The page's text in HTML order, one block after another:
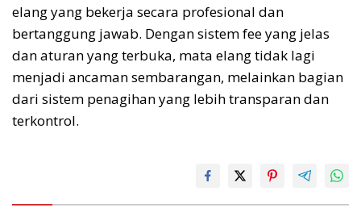
elang yang bekerja secara profesional dan
bertanggung jawab. Dengan sistem fee yang jelas
dan aturan yang terbuka, mata elang tidak lagi
menjadi ancaman sembarangan, melainkan bagian
dari sistem penagihan yang lebih transparan dan
terkontrol.